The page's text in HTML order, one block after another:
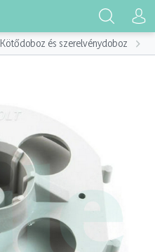
Kötődoboz és szerelvénydoboz